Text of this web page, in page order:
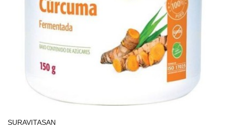
SURAVITASAN